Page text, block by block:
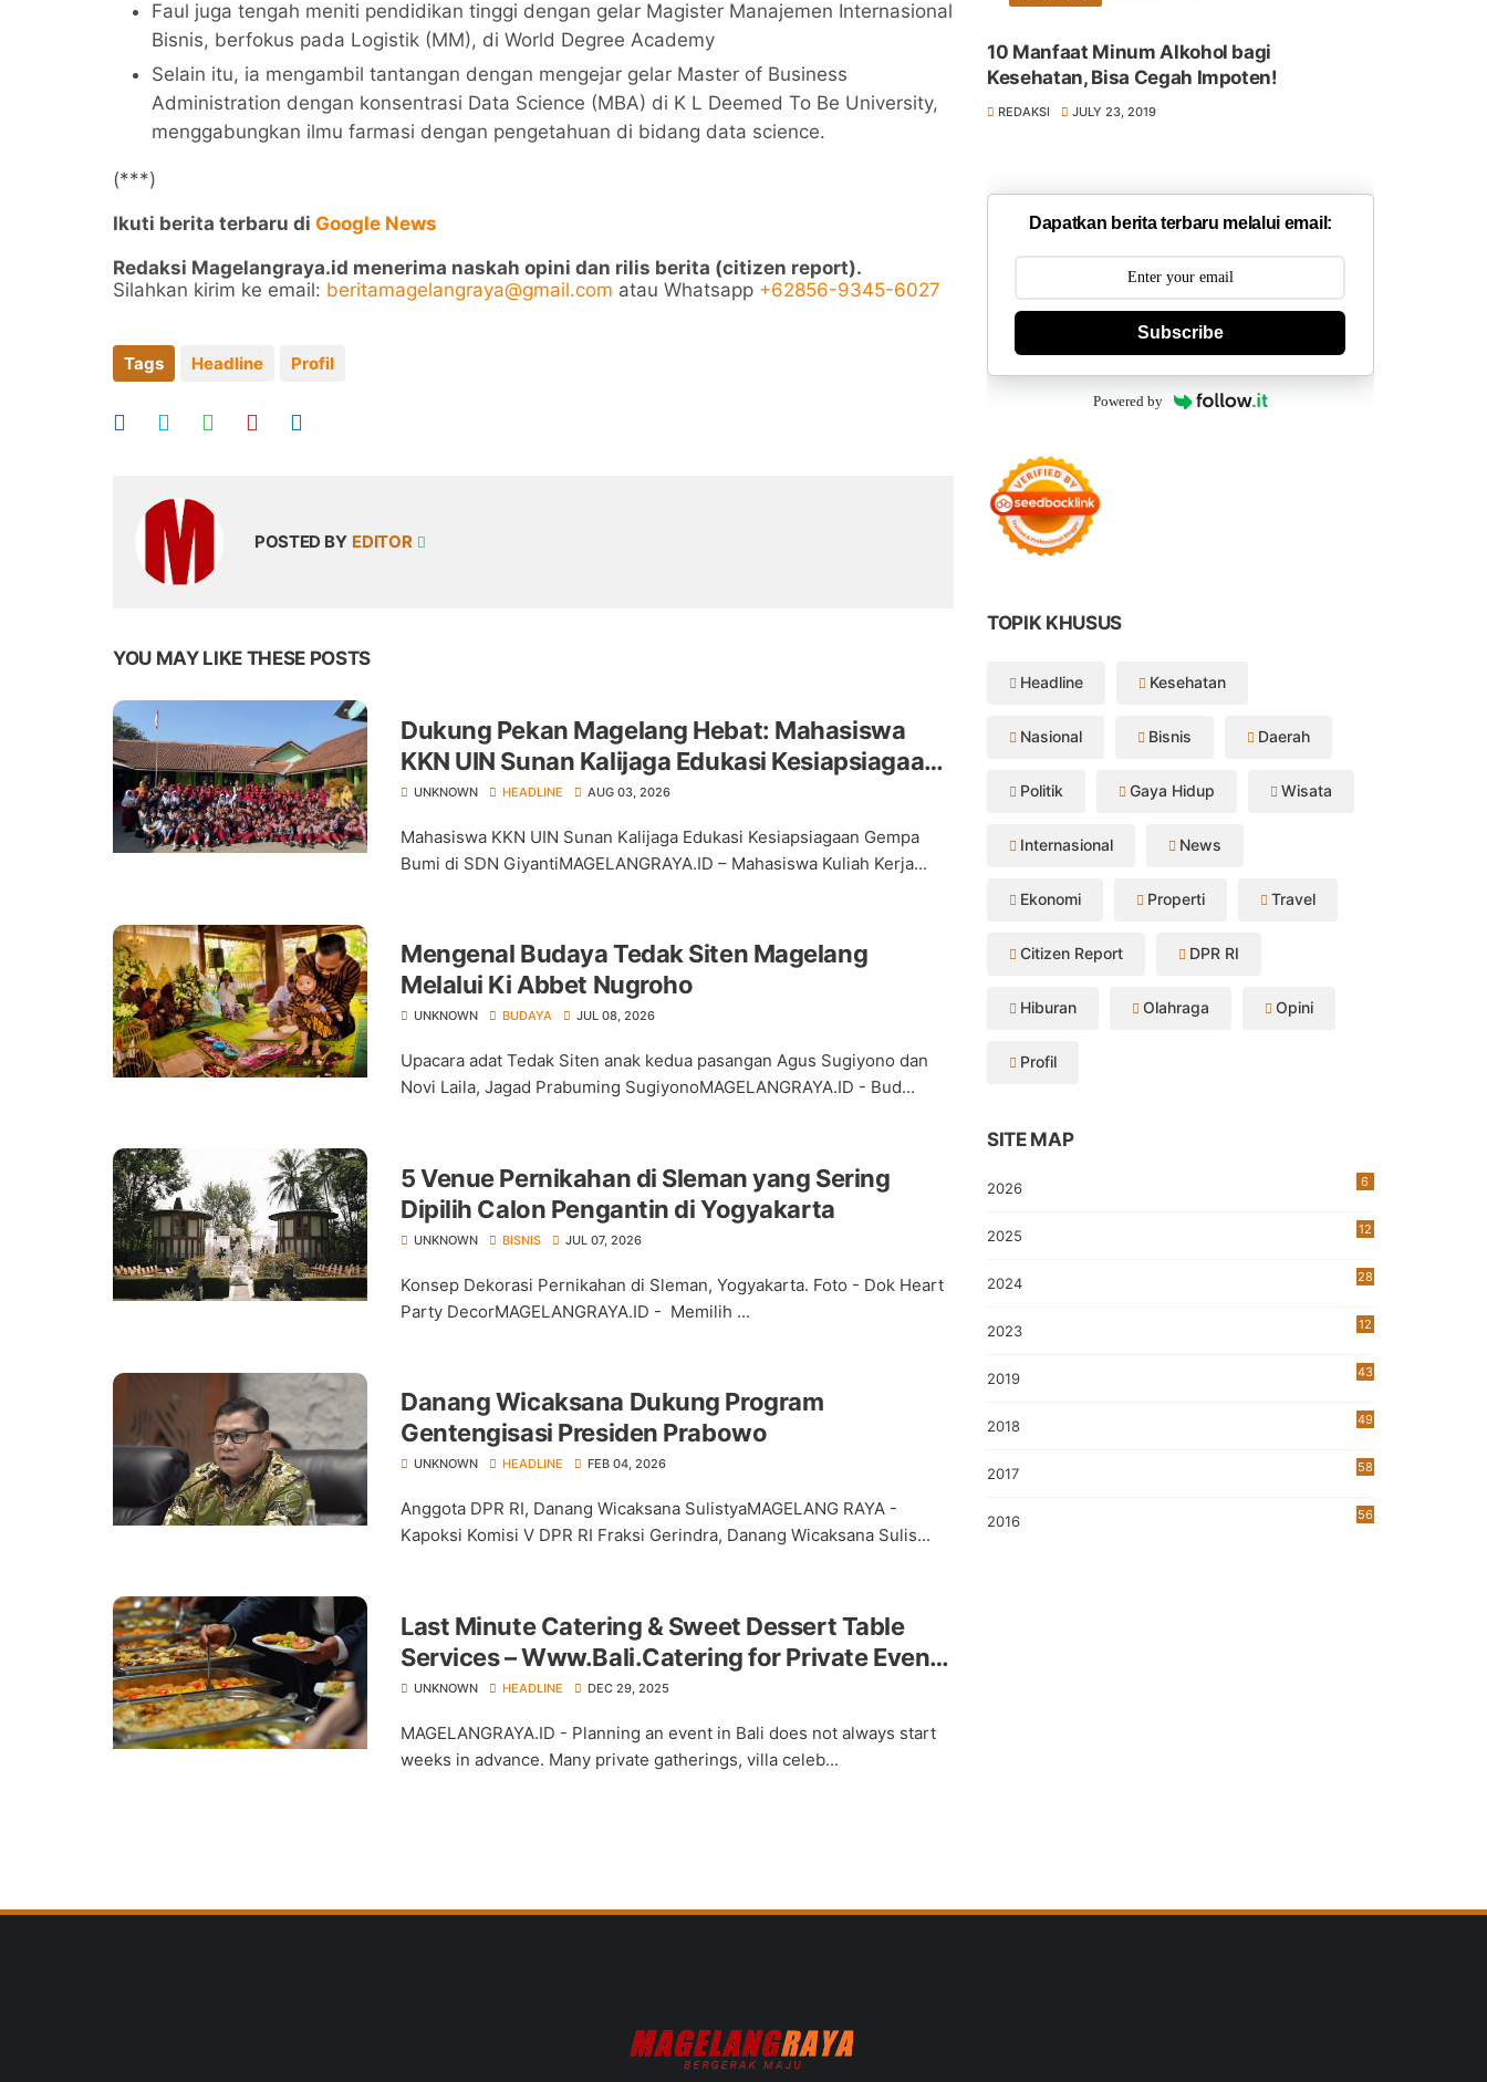
Faul juga tengah meniti pendidikan tinggi dengan gelar Magister Manajemen Internasional
Bisnis, berfokus pada Logistik (MM), di World Degree Academy
Selain itu, ia mengambil tantangan dengan mengejar gelar Master of Business
Administration dengan konsentrasi Data Science (MBA) di K L Deemed To Be University,
menggabungkan ilmu farmasi dengan pengetahuan di bidang data science.
(***)
Ikuti berita terbaru di Google News
Redaksi Magelangraya.id menerima naskah opini dan rilis berita (citizen report).
Silahkan kirim ke email: beritamagelangraya@gmail.com atau Whatsapp +62856-9345-6027
Tags Headline Profil
POSTED BY EDITOR
YOU MAY LIKE THESE POSTS
Dukung Pekan Magelang Hebat: Mahasiswa
KKN UIN Sunan Kalijaga Edukasi Kesiapsiagaan
Gempa Bumi di SDN Giyanti
UNKNOWN HEADLINE AUG 03, 2026
Mahasiswa KKN UIN Sunan Kalijaga Edukasi Kesiapsiagaan Gempa
Bumi di SDN GiyantiMAGELANGRAYA.ID – Mahasiswa Kuliah Kerja...
Mengenal Budaya Tedak Siten Magelang
Melalui Ki Abbet Nugroho
UNKNOWN BUDAYA JUL 08, 2026
Upacara adat Tedak Siten anak kedua pasangan Agus Sugiyono dan
Novi Laila, Jagad Prabuming SugiyonoMAGELANGRAYA.ID - Bud...
5 Venue Pernikahan di Sleman yang Sering
Dipilih Calon Pengantin di Yogyakarta
UNKNOWN BISNIS JUL 07, 2026
Konsep Dekorasi Pernikahan di Sleman, Yogyakarta. Foto - Dok Heart
Party DecorMAGELANGRAYA.ID - Memilih ...
Danang Wicaksana Dukung Program
Gentengisasi Presiden Prabowo
UNKNOWN HEADLINE FEB 04, 2026
Anggota DPR RI, Danang Wicaksana SulistyaMAGELANG RAYA -
Kapoksi Komisi V DPR RI Fraksi Gerindra, Danang Wicaksana Sulis...
Last Minute Catering & Sweet Dessert Table
Services – Www.Bali.Catering for Private Events
Villas Corporate Gatherings
UNKNOWN HEADLINE DEC 29, 2025
MAGELANGRAYA.ID - Planning an event in Bali does not always start
weeks in advance. Many private gatherings, villa celeb...
10 Manfaat Minum Alkohol bagi
Kesehatan, Bisa Cegah Impoten!
REDAKSI JULY 23, 2019
Dapatkan berita terbaru melalui email:
Subscribe
Powered by
TOPIK KHUSUS
Headline Kesehatan
Nasional Bisnis Daerah
Politik Gaya Hidup Wisata
Internasional News
Ekonomi Properti Travel
Citizen Report DPR RI
Hiburan Olahraga Opini
Profil
SITE MAP
2026 6
2025 12
2024 28
2023
12
2019
43
2018 49
2017 58
2016 56